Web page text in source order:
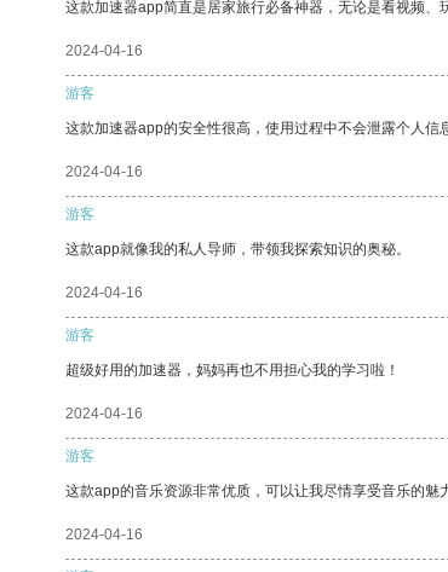
这款加速器app简直是居家旅行必备神器，无论是看视频、
2024-04-16
游客
这款加速器app的安全性很高，使用过程中不会泄露个人信
2024-04-16
游客
这款app就像我的私人导师，带领我探索知识的奥秘。
2024-04-16
游客
超级好用的加速器，妈妈再也不用担心我的学习啦！
2024-04-16
游客
这款app的音乐资源非常优质，可以让我尽情享受音乐的魅
2024-04-16